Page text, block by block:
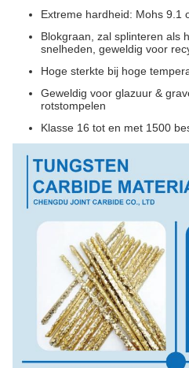
Extreme hardheid: Mohs 9.1
Blokgraan, zal splinteren als
snelheden, geweldig voor
Hoge sterkte bij hoge
Geweldig voor glazuur &
rotstompelen
Klasse 16 tot en met 1500